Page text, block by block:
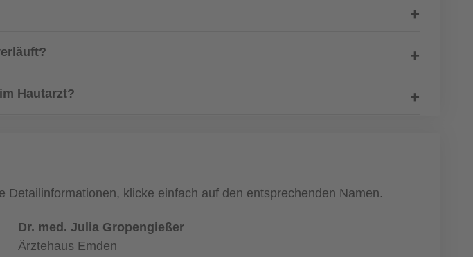
Hautarzt?
klicke einfach auf den entsprechenden Namen.
Dr. med. Julia Gropengießer
Ärztehaus Emden